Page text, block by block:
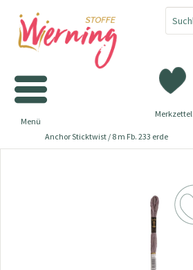
Merkzettel
Menü
Anchor Sticktwist / 8 m Fb. 233 erde